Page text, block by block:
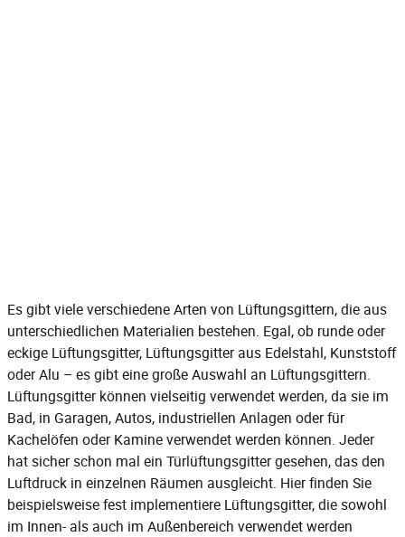
Es gibt viele verschiedene Arten von Lüftungsgittern, die aus
unterschiedlichen Materialien bestehen. Egal, ob runde oder
eckige Lüftungsgitter, Lüftungsgitter aus Edelstahl, Kunststoff
oder Alu – es gibt eine große Auswahl an Lüftungsgittern.
Lüftungsgitter können vielseitig verwendet werden, da sie im
Bad, in Garagen, Autos, industriellen Anlagen oder für
Kachelöfen oder Kamine verwendet werden können. Jeder
hat sicher schon mal ein Türlüftungsgittergesehen, das den
Luftdruck in einzelnen Räumen ausgleicht. Hierfinden Sie
beispielsweise fest implementiere Lüftungsgitter, die sowohl
im Innen- als auch im Außenbereich verwendet werden